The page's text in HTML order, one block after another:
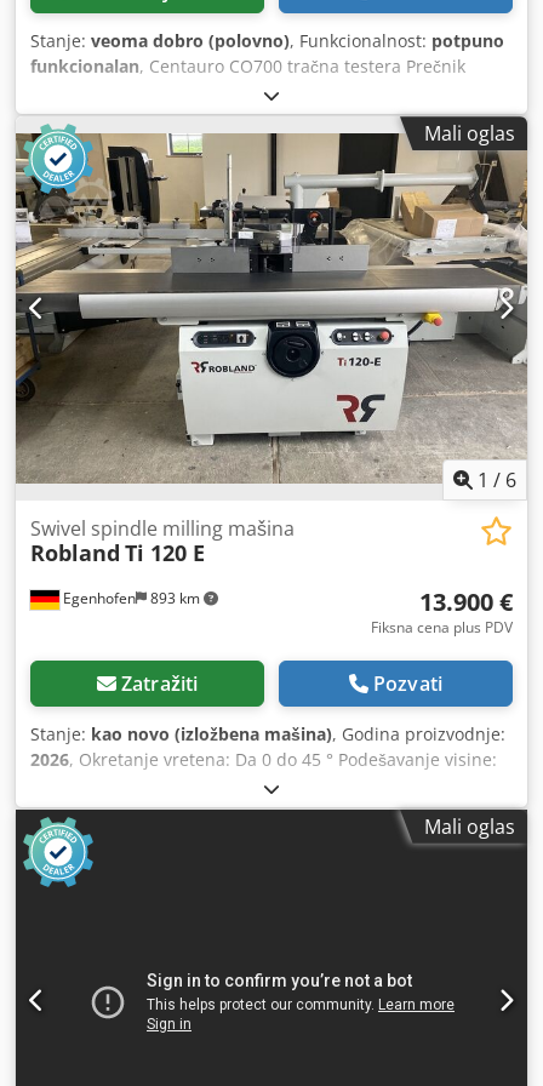
sa glavnim prekidačem i relejom za zaštitu motora · CE
usaglašen uklj. transportna paleta uklj. pre-teretni do
65239 Hochheim Dostupnost: kratkoročno Mesto: Novi Sad
Stanje: veoma dobro (polovno), Funkcionalnost: potpuno
funkcionalan, Centauro CO700 tračna testera Prečnik
točkova testere 700mm Maks. visina sečenja 460mm
Cedpfovyp I Sex Ahiorf Maks. širina sečenja 680mm Mak.
širina trake 40×0.6mm Snaga motora 3kv OBRTAJA. točkovi
736r.p.m CE sertifikovan Godina proizvodnje 1997
Mali oglas
1 / 6
Egenhofen 893 km
Swivel spindle milling mašina
Robland Ti 120 E
13.900 €
Fiksna cena plus PDV
Zatražiti Pozvati
Stanje: kao novo (izložbena mašina), Godina proizvodnje:
2026, Okretanje vretena: Da 0 do 45 ° Podešavanje visine:
ručni / električni Podešavanje okretanja: ručni točak /
električni Podešavanje glodanje vilice: ručno Prikaz
nadmorske visine: Digitalni displej Indikator ugla
okretanja: Digitalni displej Codpfx Ahsuzkxxeisrf glodanje
stop indikator: meh brojač glodanje prečnik vretena: 30
Dimenzije: 655kg
Mali oglas